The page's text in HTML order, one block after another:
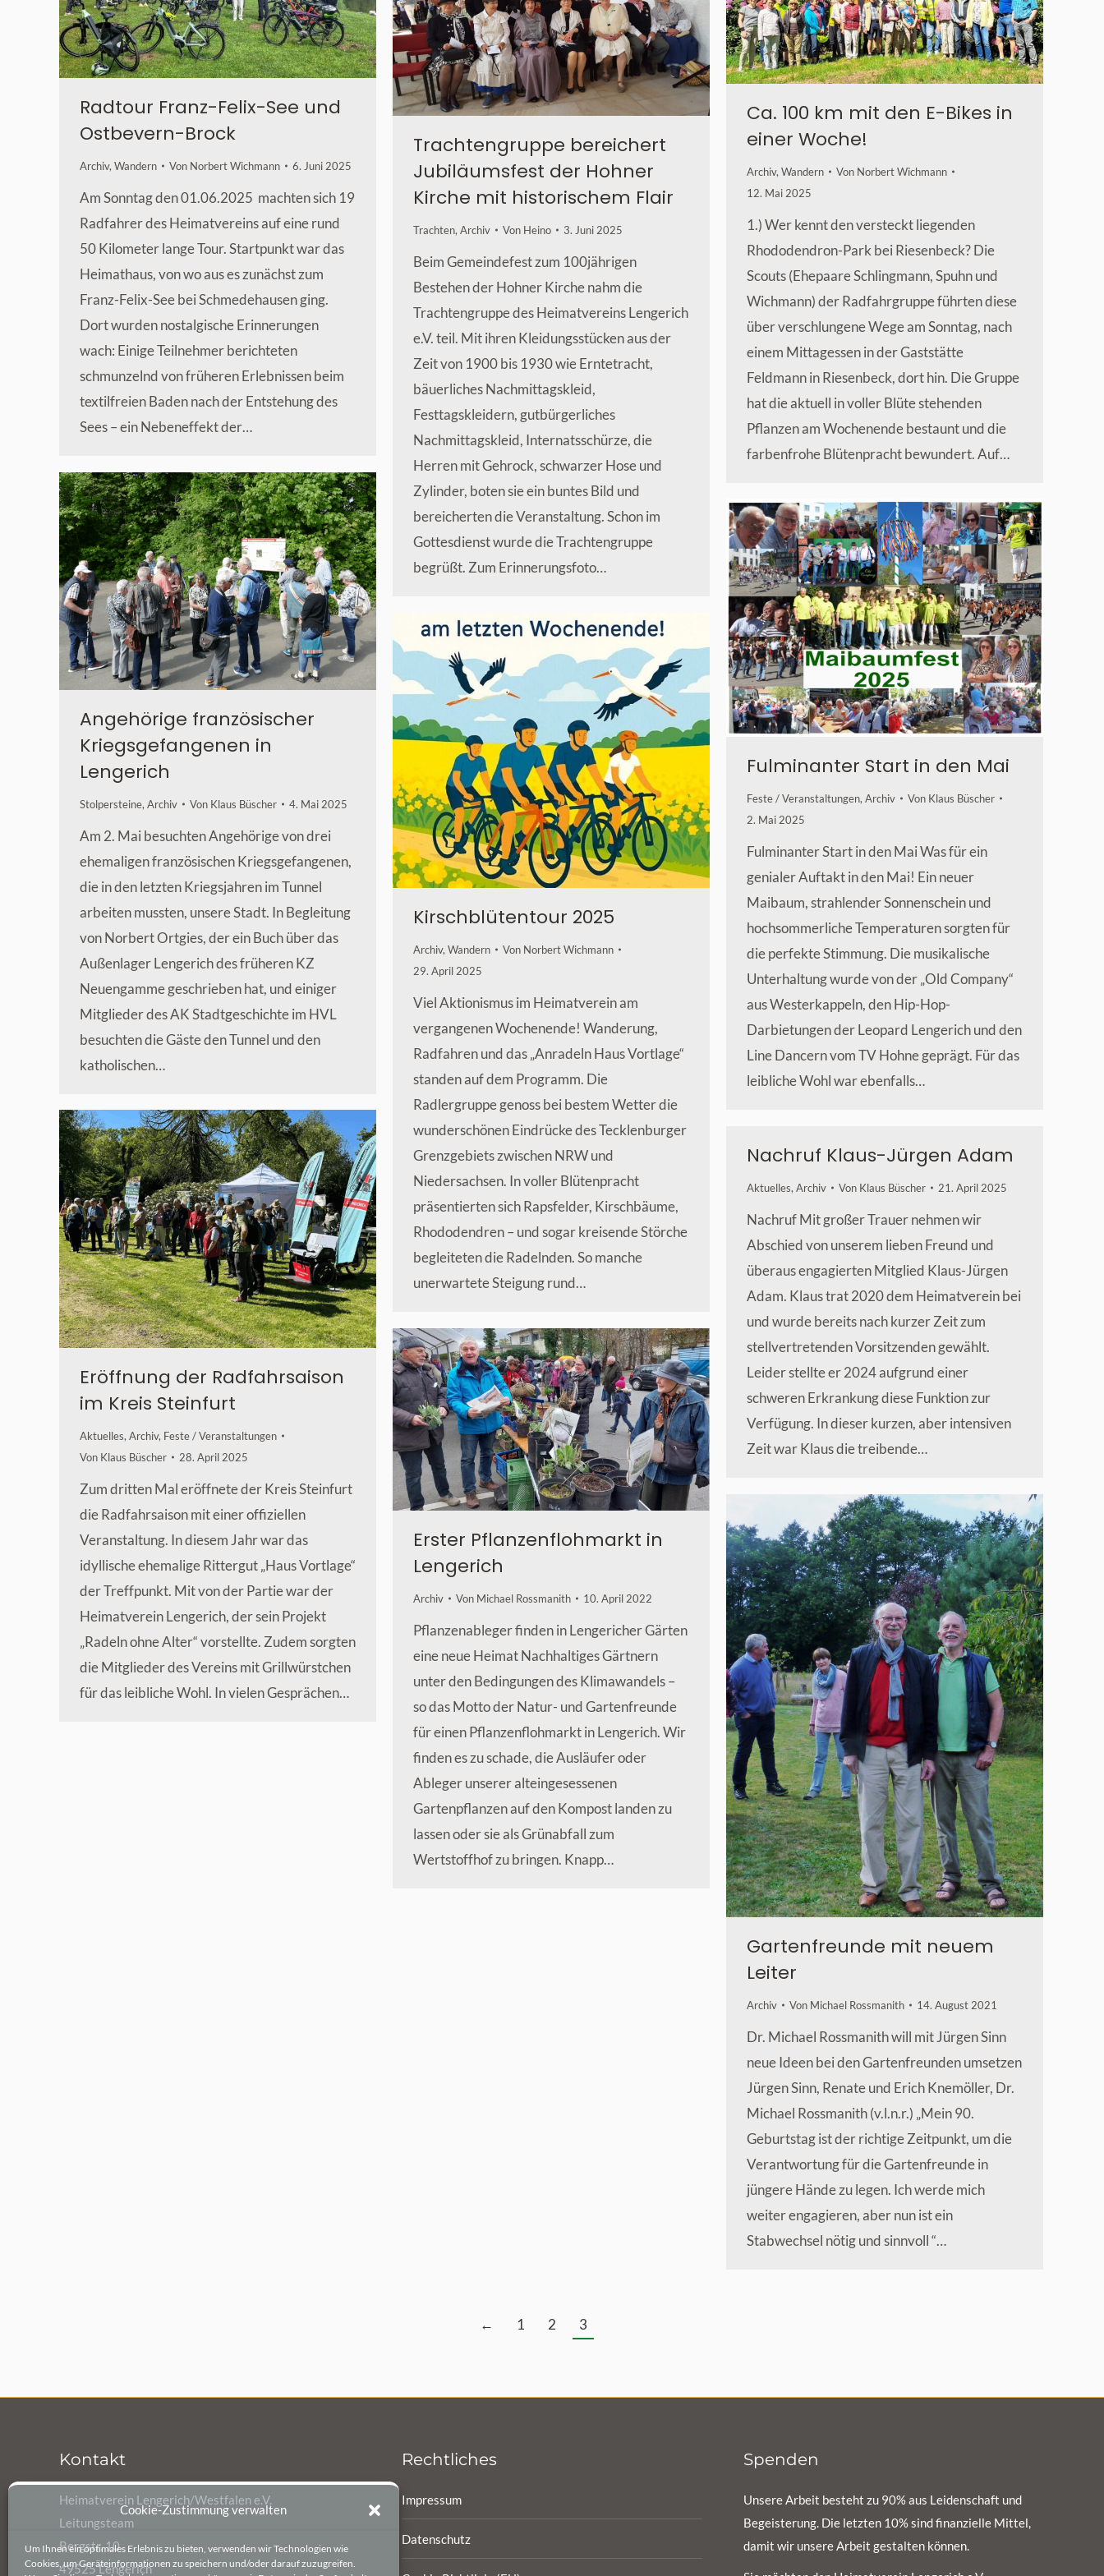
Cookie-Zustimmung verwalten
Um Ihnen ein optimales Erlebnis zu bieten, verwenden wir Technologien wie
Cookies, um Geräteinformationen zu speichern und/oder darauf zuzugreifen.
Radtour Franz-Felix-See und
Ostbevern-Brock
Archiv, Wandern Von Norbert Wichmann 6. Juni 2025
Am Sonntag den 01.06.2025 machten sich 19
Radfahrer des Heimatvereins auf eine rund
50 Kilometer lange Tour. Startpunkt war das
Heimathaus, von wo aus es zunächst zum
Franz-Felix-See bei Schmedehausen ging.
Dort wurden nostalgische Erinnerungen
wach: Einige Teilnehmer berichteten
schmunzelnd von früheren Erlebnissen beim
textilfreien Baden nach der Entstehung des
Sees – ein Nebeneffekt der…
Trachtengruppe bereichert
Jubiläumsfest der Hohner
Kirche mit historischem Flair
Trachten, Archiv Von Heino 3. Juni 2025
Beim Gemeindefest zum 100jährigen
Bestehen der Hohner Kirche nahm die
Trachtengruppe des Heimatvereins Lengerich
e.V. teil. Mit ihren Kleidungsstücken aus der
Zeit von 1900 bis 1930 wie Erntetracht,
bäuerliches Nachmittagskleid,
Festtagskleidern, gutbürgerliches
Nachmittagskleid, Internatsschürze, die
Herren mit Gehrock, schwarzer Hose und
Zylinder, boten sie ein buntes Bild und
bereicherten die Veranstaltung. Schon im
Gottesdienst wurde die Trachtengruppe
begrüßt. Zum Erinnerungsfoto…
Ca. 100 km mit den E-Bikes in
einer Woche!
Archiv, Wandern Von Norbert Wichmann
12. Mai 2025
1.) Wer kennt den versteckt liegenden
Rhododendron-Park bei Riesenbeck? Die
Scouts (Ehepaare Schlingmann, Spuhn und
Wichmann) der Radfahrgruppe führten diese
über verschlungene Wege am Sonntag, nach
einem Mittagessen in der Gaststätte
Feldmann in Riesenbeck, dort hin. Die Gruppe
hat die aktuell in voller Blüte stehenden
Pflanzen am Wochenende bestaunt und die
farbenfrohe Blütenpracht bewundert. Auf…
Angehörige französischer
Kriegsgefangenen in
Lengerich
Stolpersteine, Archiv Von Klaus Büscher 4. Mai 2025
Am 2. Mai besuchten Angehörige von drei
ehemaligen französischen Kriegsgefangenen,
die in den letzten Kriegsjahren im Tunnel
arbeiten mussten, unsere Stadt. In Begleitung
von Norbert Ortgies, der ein Buch über das
Außenlager Lengerich des früheren KZ
Neuengamme geschrieben hat, und einiger
Mitglieder des AK Stadtgeschichte im HVL
besuchten die Gäste den Tunnel und den
katholischen…
Fulminanter Start in den Mai
Feste / Veranstaltungen, Archiv Von Klaus Büscher
2. Mai 2025
Fulminanter Start in den Mai Was für ein
genialer Auftakt in den Mai! Ein neuer
Maibaum, strahlender Sonnenschein und
hochsommerliche Temperaturen sorgten für
die perfekte Stimmung. Die musikalische
Unterhaltung wurde von der „Old Company“
aus Westerkappeln, den Hip-Hop-
Darbietungen der Leopard Lengerich und den
Line Dancern vom TV Hohne geprägt. Für das
leibliche Wohl war ebenfalls…
Kirschblütentour 2025
Archiv, Wandern Von Norbert Wichmann
29. April 2025
Viel Aktionismus im Heimatverein am
vergangenen Wochenende! Wanderung,
Radfahren und das „Anradeln Haus Vortlage“
standen auf dem Programm. Die
Radlergruppe genoss bei bestem Wetter die
wunderschönen Eindrücke des Tecklenburger
Grenzgebiets zwischen NRW und
Niedersachsen. In voller Blütenpracht
präsentierten sich Rapsfelder, Kirschbäume,
Rhododendren – und sogar kreisende Störche
begleiteten die Radelnden. So manche
unerwartete Steigung rund…
Eröffnung der Radfahrsaison
im Kreis Steinfurt
Aktuelles, Archiv, Feste / Veranstaltungen
Von Klaus Büscher 28. April 2025
Zum dritten Mal eröffnete der Kreis Steinfurt
die Radfahrsaison mit einer offiziellen
Veranstaltung. In diesem Jahr war das
idyllische ehemalige Rittergut „Haus Vortlage“
der Treffpunkt. Mit von der Partie war der
Heimatverein Lengerich, der sein Projekt
„Radeln ohne Alter“ vorstellte. Zudem sorgten
die Mitglieder des Vereins mit Grillwürstchen
für das leibliche Wohl. In vielen Gesprächen…
Nachruf Klaus-Jürgen Adam
Aktuelles, Archiv Von Klaus Büscher 21. April 2025
Nachruf Mit großer Trauer nehmen wir
Abschied von unserem lieben Freund und
überaus engagierten Mitglied Klaus-Jürgen
Adam. Klaus trat 2020 dem Heimatverein bei
und wurde bereits nach kurzer Zeit zum
stellvertretenden Vorsitzenden gewählt.
Leider stellte er 2024 aufgrund einer
schweren Erkrankung diese Funktion zur
Verfügung. In dieser kurzen, aber intensiven
Zeit war Klaus die treibende…
Erster Pflanzenflohmarkt in
Lengerich
Archiv Von Michael Rossmanith 10. April 2022
Pflanzenableger finden in Lengericher Gärten
eine neue Heimat Nachhaltiges Gärtnern
unter den Bedingungen des Klimawandels –
so das Motto der Natur- und Gartenfreunde
für einen Pflanzenflohmarkt in Lengerich. Wir
finden es zu schade, die Ausläufer oder
Ableger unserer alteingesessenen
Gartenpflanzen auf den Kompost landen zu
lassen oder sie als Grünabfall zum
Wertstoffhof zu bringen. Knapp…
Gartenfreunde mit neuem
Leiter
Archiv Von Michael Rossmanith 14. August 2021
Dr. Michael Rossmanith will mit Jürgen Sinn
neue Ideen bei den Gartenfreunden umsetzen
Jürgen Sinn, Renate und Erich Knemöller, Dr.
Michael Rossmanith (v.l.n.r.) „Mein 90.
Geburtstag ist der richtige Zeitpunkt, um die
Verantwortung für die Gartenfreunde in
jüngere Hände zu legen. Ich werde mich
weiter engagieren, aber nun ist ein
Stabwechsel nötig und sinnvoll “…
← 1 2 3
Kontakt
Heimatverein Lengerich/Westfalen e.V.
Leitungsteam
Bergstr. 10
49525 Lengerich
Rechtliches
Impressum
Datenschutz
Spenden
Unsere Arbeit besteht zu 90% aus Leidenschaft und
Begeisterung. Die letzten 10% sind finanzielle Mittel,
damit wir unsere Arbeit gestalten können.